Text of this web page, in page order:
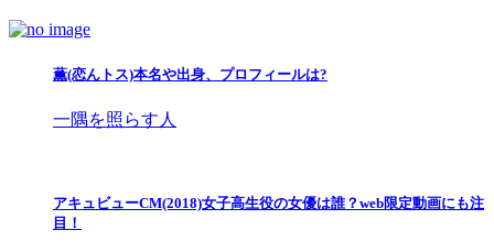
薫(恋んトス)本名や出身、プロフィールは?
一隅を照らす人
アキュビューCM(2018)女子高生役の女優は誰？web限定動画にも注
目！